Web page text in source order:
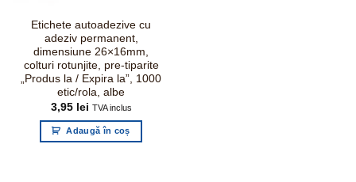
Etichete autoadezive cu
adeziv permanent,
dimensiune 26×16mm,
colturi rotunjite, pre-tiparite
„Produs la / Expira la”, 1000
etic/rola, albe
3,95 lei TVA inclus
Adaugă în coș